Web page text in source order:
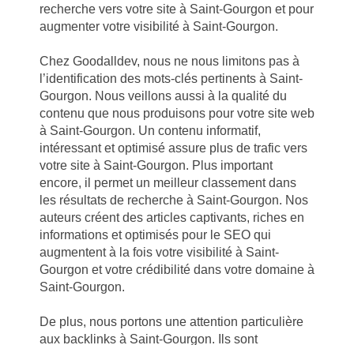
recherche vers votre site à Saint-Gourgon et pour
augmenter votre visibilité à Saint-Gourgon.
Chez Goodalldev, nous ne nous limitons pas à
l’identification des mots-clés pertinents à Saint-
Gourgon. Nous veillons aussi à la qualité du
contenu que nous produisons pour votre site web
à Saint-Gourgon. Un contenu informatif,
intéressant et optimisé assure plus de trafic vers
votre site à Saint-Gourgon. Plus important
encore, il permet un meilleur classement dans
les résultats de recherche à Saint-Gourgon. Nos
auteurs créent des articles captivants, riches en
informations et optimisés pour le SEO qui
augmentent à la fois votre visibilité à Saint-
Gourgon et votre crédibilité dans votre domaine à
Saint-Gourgon.
De plus, nous portons une attention particulière
aux backlinks à Saint-Gourgon. Ils sont